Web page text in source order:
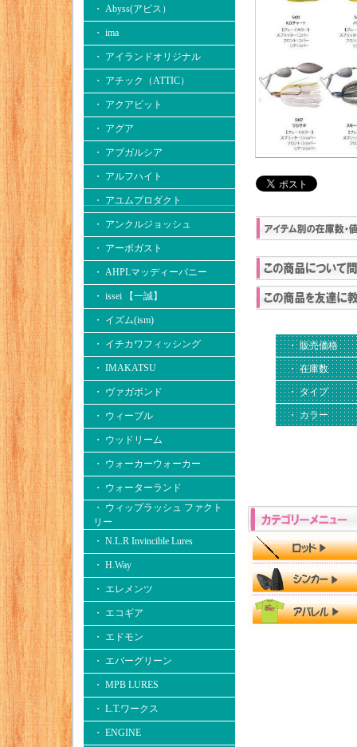
・ Abyss(アビス）
・ ima
・ アイランドオリジナル
・ アチック（ATTIC）
・ アクアビット
・ アグア
・ アブガルシア
・ アルフハイト
・ アユムプロダクト
・ アンクルジョッシュ
・ アーボガスト
・ AHPLマッディーバニー
・ issei 【一誠】
・ イズム(ism)
・ イチカワフィッシング
・ IMAKATSU
・ ヴァガボンド
・ ウィーブル
・ ウッドリーム
・ ウォーカーウォーカー
・ ウォーターランド
・ ウィップラッシュ ファクト
リー
・ N.L.R Invincible Lures
・ H.Way
・ エレメンツ
・ エコギア
・ エドモン
・ エバーグリーン
・ MPB LURES
・ L.T.ワークス
・ ENGINE
・ 販売価格
・ 在庫数
・ タイプ
・ カラー